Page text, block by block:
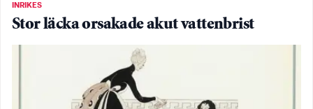
INRIKES
Stor läcka orsakade akut vattenbrist